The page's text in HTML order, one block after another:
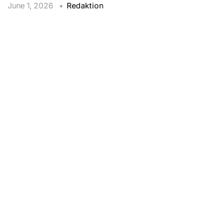
June 1, 2026 Redaktion